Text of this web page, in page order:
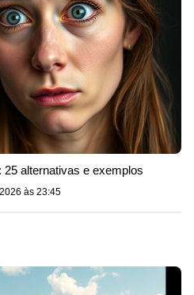
25 alternativas e exemplos
às 23:45